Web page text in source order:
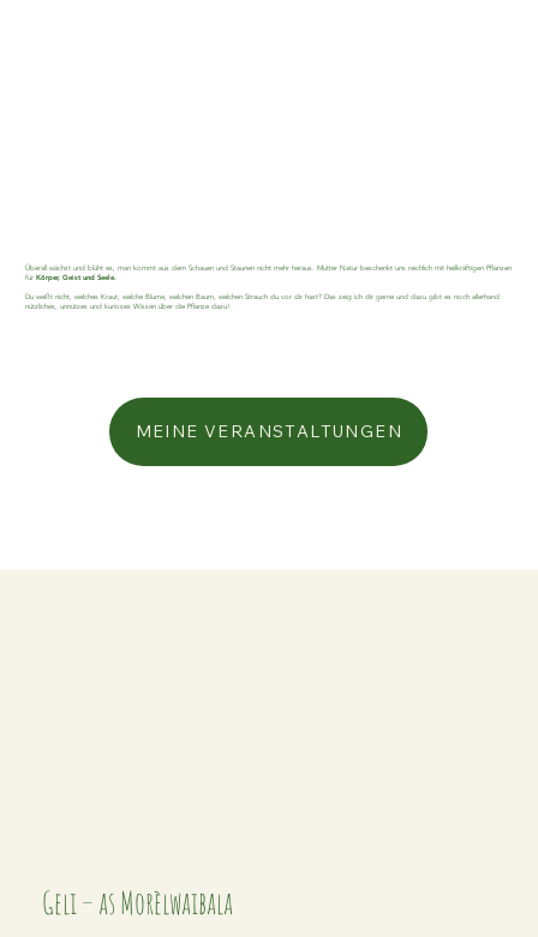
Überall wächst und blüht es, man kommt aus dem Schauen und Staunen nicht mehr heraus. Mutter Natur beschenkt uns reichlich mit heilkräftigen Pflanzen
für Körper, Geist und Seele.
Du weißt nicht, welches Kraut, welche Blume, welchen Baum, welchen Strauch du vor dir hast? Das zeig ich dir gerne und dazu gibt es noch allerhand
nützliches, unnützes und kurioses Wissen über die Pflanze dazu!
MEINE VERANSTALTUNGEN
Geli – as Morèlwaibala